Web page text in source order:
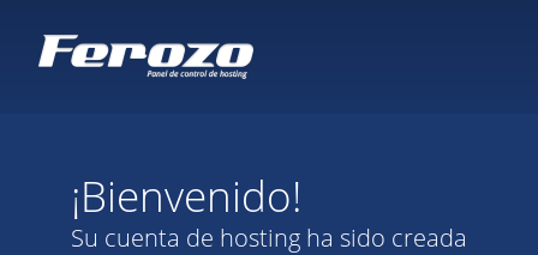
¡Bienvenido!
Su cuenta de hosting ha sido creada